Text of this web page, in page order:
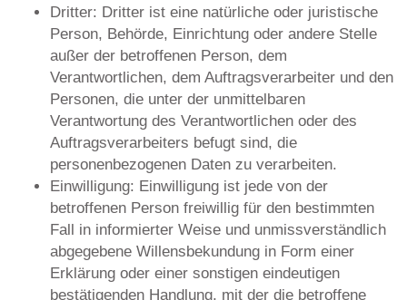
Dritter: Dritter ist eine natürliche oder juristische
Person, Behörde, Einrichtung oder andere Stelle
außer der betroffenen Person, dem
Verantwortlichen, dem Auftragsverarbeiter und den
Personen, die unter der unmittelbaren
Verantwortung des Verantwortlichen oder des
Auftragsverarbeiters befugt sind, die
personenbezogenen Daten zu verarbeiten.
Einwilligung: Einwilligung ist jede von der
betroffenen Person freiwillig für den bestimmten
Fall in informierter Weise und unmissverständlich
abgegebene Willensbekundung in Form einer
Erklärung oder einer sonstigen eindeutigen
bestätigenden Handlung, mit der die betroffene